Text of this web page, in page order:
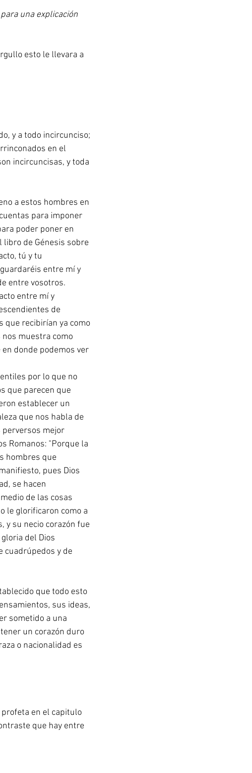
una explicación
esto le llevara a
y a todo incircunciso;
en el
incircuncisas, y toda
a estos hombres en
para imponer
poder poner en
libro de Génesis sobre
tú y tu
entre mí y
entre vosotros.
entre mí y
de
que recibirían ya como
muestra como
donde podemos ver
por lo que no
que parecen que
establecer un
que nos habla de
perversos mejor
Romanos: "Porque la
hombres que
pues Dios
se hacen
de las cosas
le glorificaron como a
y su necio corazón fue
del Dios
cuadrúpedos y de
que todo esto
sus ideas,
sometido a una
un corazón duro
o nacionalidad es
en el capitulo
que hay entre